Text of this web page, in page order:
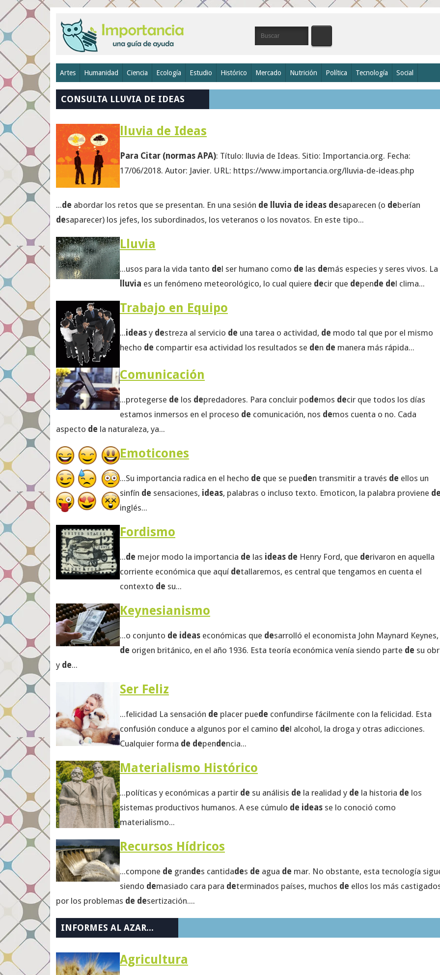
Artes Humanidad Ciencia Ecología Estudio Histórico Mercado Nutrición Política Tecnología Social
CONSULTA LLUVIA DE IDEAS
lluvia de Ideas
Para Citar (normas APA): Título: lluvia de Ideas. Sitio: Importancia.org. Fecha:
17/06/2018. Autor: Javier. URL: https://www.importancia.org/lluvia-de-ideas.php
...de abordar los retos que se presentan. En una sesión de lluvia de ideas desaparecen (o deberían
desaparecer) los jefes, los subordinados, los veteranos o los novatos. En este tipo...
Lluvia
...usos para la vida tanto del ser humano como de las demás especies y seres vivos. La
lluvia es un fenómeno meteorológico, lo cual quiere decir que depende del clima...
Trabajo en Equipo
...ideas y destreza al servicio de una tarea o actividad, de modo tal que por el mismo
hecho de compartir esa actividad los resultados se den de manera más rápida...
Comunicación
...protegerse de los depredadores. Para concluir podemos decir que todos los días
estamos inmersos en el proceso de comunicación, nos demos cuenta o no. Cada
aspecto de la naturaleza, ya...
Emoticones
...Su importancia radica en el hecho de que se pueden transmitir a través de ellos un
sinfín de sensaciones, ideas, palabras o incluso texto. Emoticon, la palabra proviene
inglés...
Fordismo
...de mejor modo la importancia de las ideas de Henry Ford, que derivaron en aquella
corriente económica que aquí detallaremos, es central que tengamos en cuenta el
contexto de su...
Keynesianismo
...o conjunto de ideas económicas que desarrolló el economista John Maynard Keynes,
de origen británico, en el año 1936. Esta teoría económica venía siendo parte de su
y de...
Ser Feliz
...felicidad La sensación de placer puede confundirse fácilmente con la felicidad. Esta
confusión conduce a algunos por el camino del alcohol, la droga y otras adicciones.
Cualquier forma de dependencia...
Materialismo Histórico
...políticas y económicas a partir de su análisis de la realidad y de la historia de los
sistemas productivos humanos. A ese cúmulo de ideas se lo conoció como
materialismo...
Recursos Hídricos
...compone de grandes cantidades de agua de mar. No obstante, esta tecnología
siendo demasiado cara para determinados países, muchos de ellos los más
por los problemas de desertización....
INFORMES AL AZAR...
Agricultura